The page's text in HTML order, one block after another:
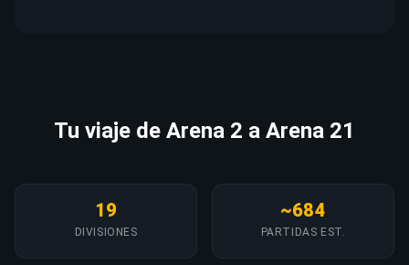
Tu viaje de Arena 2 a Arena 21
19
DIVISIONES
~684
PARTIDAS EST.